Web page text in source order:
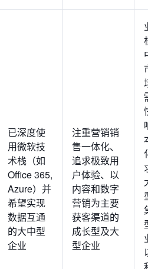
已深度使
用微软技
术栈（如
Office 365,
Azure）并
希望实现
数据互通
的大中型
企业
注重营销销
售一体化、
追求极致用
户体验、以
内容和数字
营销为主要
获客渠道的
成长型及大
型企业